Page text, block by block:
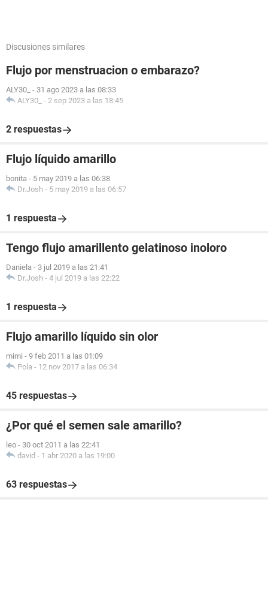
Discusiones similares
Flujo por menstruacion o embarazo?
ALY30_ - 31 ago 2023 a las 08:33
ALY30_ - 2 sep 2023 a las 18:45
2 respuestas
Flujo líquido amarillo
bonita - 5 may 2019 a las 06:38
Dr.Josh - 5 may 2019 a las 06:57
1 respuesta
Tengo flujo amarillento gelatinoso inoloro
Daniela - 3 jul 2019 a las 21:41
Dr.Josh - 4 jul 2019 a las 22:22
1 respuesta
Flujo amarillo líquido sin olor
mimi - 9 feb 2011 a las 01:09
Pola - 12 nov 2017 a las 06:34
45 respuestas
¿Por qué el semen sale amarillo?
leo - 30 oct 2011 a las 22:41
david - 1 abr 2020 a las 19:00
63 respuestas